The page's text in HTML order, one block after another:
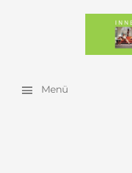
Menü